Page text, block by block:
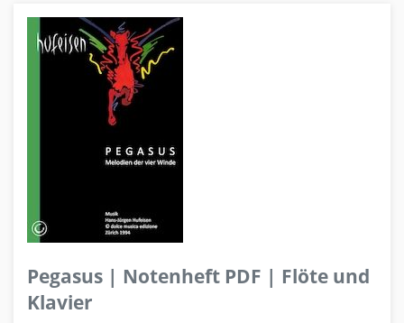
Pegasus | Notenheft PDF | Flöte und
Klavier